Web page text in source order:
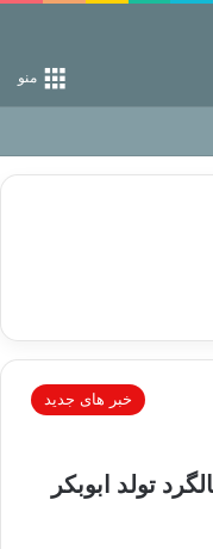
منو
از راه خداست‌!
خبر های جدید
تولد ابوبکر